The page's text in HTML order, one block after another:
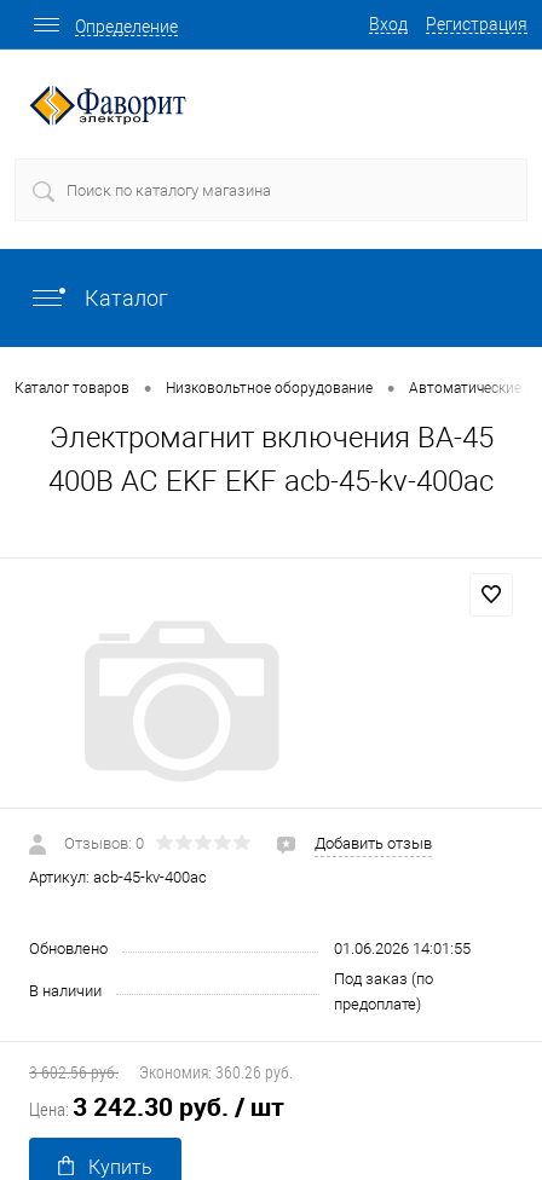
Вход Регистрация
Определение
Каталог
Каталог товаров • Низковольтное оборудование • Автоматические
Электромагнит включения ВА-45
400В АС EKF EKF acb-45-kv-400ac
Отзывов: 0
Добавить отзыв
Артикул: acb-45-kv-400ac
Обновлено 01.06.2026 14:01:55
В наличии
Под заказ (по
предоплате)
3 602.56 руб. Экономия: 360.26 руб.
Цена: 3 242.30 руб. / шт
Купить